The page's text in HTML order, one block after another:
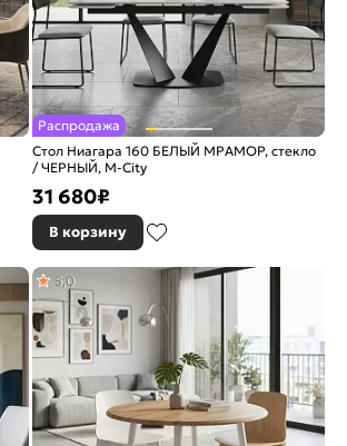
Распродажа
Стол Ниагара 160 БЕЛЫЙ МРАМОР, стекло
/ ЧЕРНЫЙ, М-City
31 680₽
В корзину
5,0